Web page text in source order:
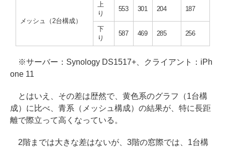
メッシュ（2台構成）
上
り
553 301 204 187
下
り
587 469 285 256
※サーバー：Synology DS1517+、クライアント：iPh
one 11
とはいえ、その差は歴然で、黄色系のグラフ（1台構
成）に比べ、青系（メッシュ構成）の結果が、特に長距
離で際立って高くなっている。
2階までは大きな差はないが、3階の窓際では、1台構